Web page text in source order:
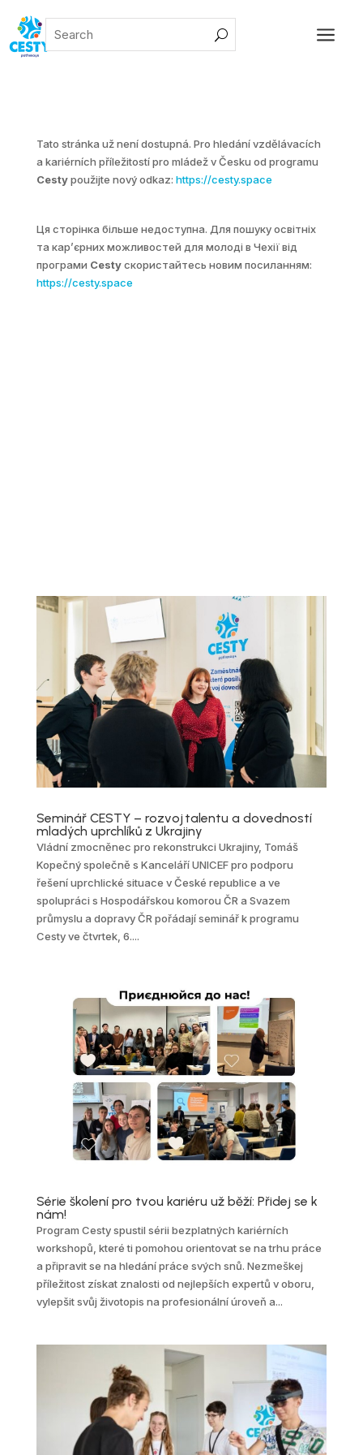
a
Tato stránka už není dostupná. Pro hledání vzdělávacích
a kariérních příležitostí pro mládež v Česku od programu
Cestypoužijte nový odkaz: https://cesty.space
Ця сторінка більше недоступна. Для пошуку освітніх
та карʼєрних можливостей для молоді в Чехії від
програми Cestyскористайтесь новим посиланням:
https://cesty.space
Seminář CESTY – rozvoj talentu a dovedností
mladých uprchlíků z Ukrajiny
Vládní zmocněnec pro rekonstrukci Ukrajiny, Tomáš
Kopečný společně s Kanceláří UNICEF pro podporu
řešení uprchlické situace v České republice a ve
spolupráci s Hospodářskou komorou ČR a Svazem
průmyslu a dopravy ČR pořádají seminář k programu
Cesty ve čtvrtek, 6....
Série školení pro tvou kariéru už běží: Přidej se k
nám!
Program Cesty spustil sérii bezplatných kariérních
workshopů, které ti pomohou orientovat se na trhu práce
a připravit se na hledání práce svých snů. Nezmeškej
příležitost získat znalosti od nejlepších expertů v oboru,
vylepšit svůj životopis na profesionální úroveň a...